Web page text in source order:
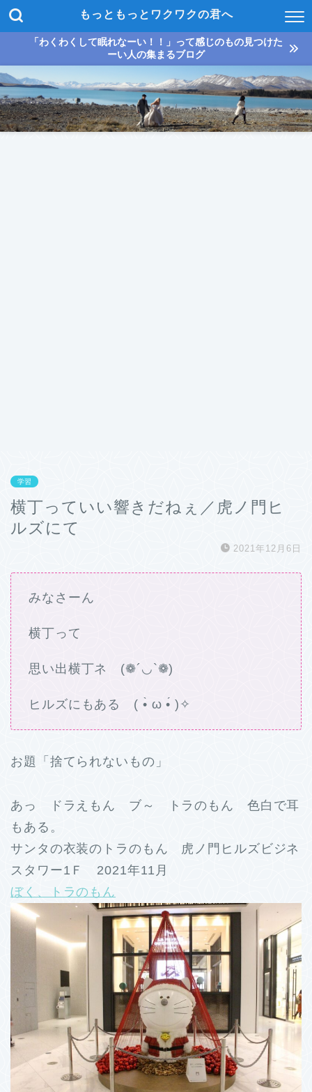
もっともっとワクワクの君へ
「わくわくして眠れなーい！！」って感じのもの見つけた
ーい人の集まるブログ
学習
横丁っていい響きだねぇ／虎ノ門ヒ
ルズにて
2021年12月6日
みなさーん
横丁って
思い出横丁ネ (❁´◡`❁)
ヒルズにもある ( •̀ ω •́ )✧
お題「捨てられないもの」
あっ ドラえもん ブ～ トラのもん 色白で耳
もある。
サンタの衣装のトラのもん 虎ノ門ヒルズビジネ
スタワー1Ｆ 2021年11月
ぼく、トラのもん